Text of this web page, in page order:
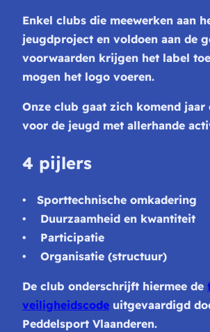
Enkel clubs die meewerken aan
jeugdproject en voldoen aan de
voorwaarden krijgen het label
mogen het logo voeren.
Onze club gaat zich komend jaar
voor de jeugd met allerhande
4 pijlers
• Sporttechnische omkadering
• Duurzaamheid en kwantiteit
• Participatie
• Organisatie (structuur)
De club onderschrijft hiermee de
veiligheidscode uitgevaardigd
Peddelsport Vlaanderen.